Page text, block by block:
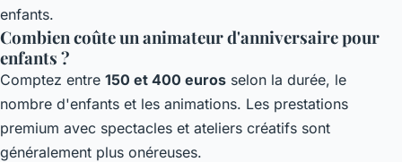
enfants.
Combien coûte un animateur d'anniversaire pour
enfants ?
Comptez entre 150 et 400 euros selon la durée, le
nombre d'enfants et les animations. Les prestations
premium avec spectacles et ateliers créatifs sont
généralement plus onéreuses.